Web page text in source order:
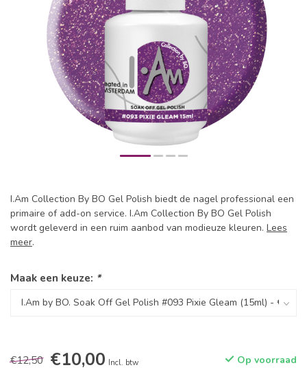
I.Am Collection By BO Gel Polish biedt de nagel professional een
primaire of add-on service. I.Am Collection By BO Gel Polish
wordt geleverd in een ruim aanbod van modieuze kleuren. Lees
meer.
Maak een keuze: *
€12,50 €10,00 Incl. btw Op voorraad